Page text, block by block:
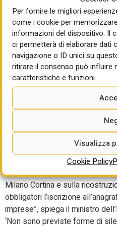
Per fornire le migliori
come i cookie per
informazioni del dispositivo. Il
ci permetterà di elaborare dati
navigazione o ID unici su
ritirare il consenso può influire
caratteristiche e funzioni.
Visualizza
Cookie Policy
Infrastrutture. In mancanza di
rivolgeremo a una stazione
mi viene in mente è Anas,
nostro azionista importante”.
Ieri al Mit si sono riuniti gli
titolo collaboreranno in
fulcro dell’intervento
competenze sulla
prevenzione antimafia
presieduto dal prefetto, Paolo
procedura di realizzazione
struttura per la prevenzione
centralizzando gli esiti dei
appalti. La struttura sta
Milano Cortina e sulla
obbligatori l’iscrizione
imprese”, spiega il ministro
‘Non sono previste forme di